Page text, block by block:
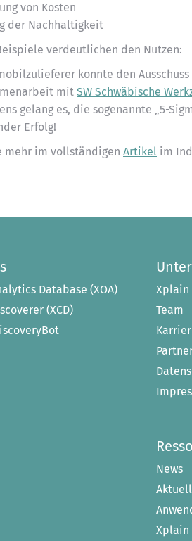
von Kosten
der Nachhaltigkeit
verdeutlichen den Nutzen:
konnte den
mit SW Schwäbische
gelang es, die sogenannte „5-
Erfolg!
mehr im vollständigen Artikel im
Database (XOA)
(XCD)
Xplain
Team
News
Xplain